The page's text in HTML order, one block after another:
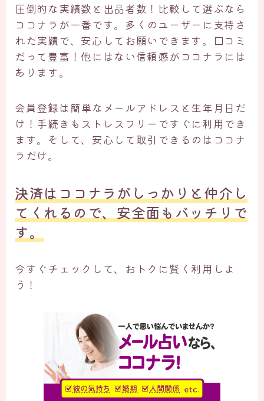
圧倒的な実績数と出品者数！比較して選ぶなら
ココナラが一番です。多くのユーザーに支持さ
れた実績で、安心してお願いできます。口コミ
だって豊富！他にはない信頼感がココナラには
あります。
会員登録は簡単なメールアドレスと生年月日だ
け！手続きもストレスフリーですぐに利用でき
ます。そして、安心して取引できるのはココナ
ラだけ。
決済はココナラがしっかりと仲介し
てくれるので、安全面もバッチリで
す。
今すぐチェックして、おトクに賢く利用しよ
う！